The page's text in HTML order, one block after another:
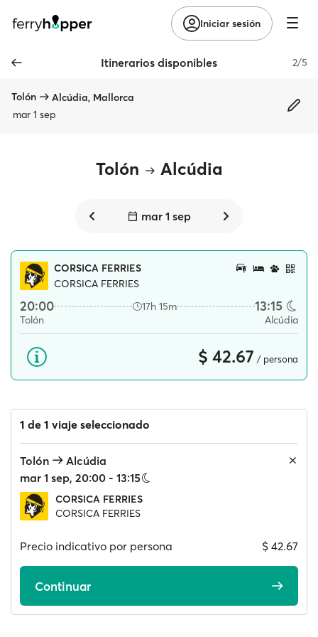
Iniciar sesión
Itinerarios disponibles 2/5
Tolón
Alcúdia, Mallorca
mar 1 sep
Tolón Alcúdia
mar 1 sep
CORSICA FERRIES
CORSICA FERRIES
20:00 17h 15m 13:15
Tolón Alcúdia
$ 42.67 / persona
1 de 1 viaje seleccionado
Tolón
Alcúdia
mar 1 sep, 20:00 - 13:15
CORSICA FERRIES
CORSICA FERRIES
Precio indicativo por persona $ 42.67
Continuar